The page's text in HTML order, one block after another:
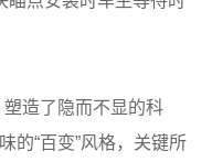
塑造了隐而不显的科
的“百变”风格，关键所